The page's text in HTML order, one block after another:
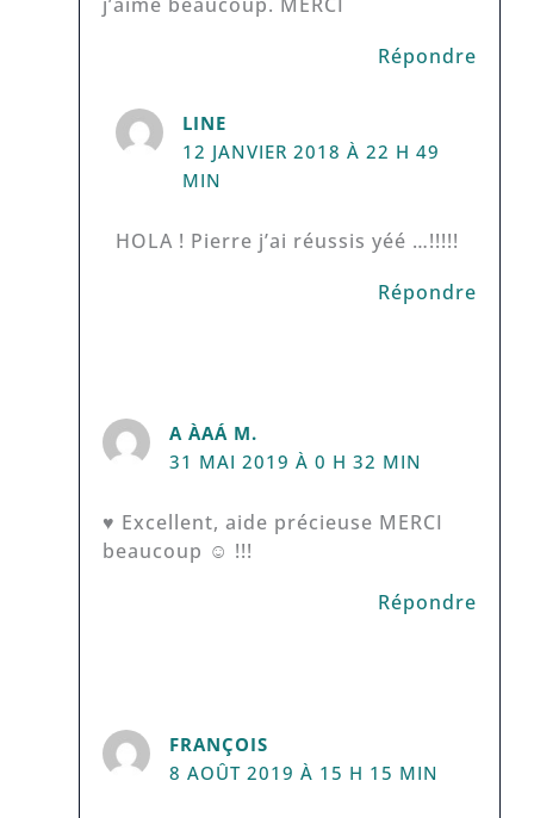
Répondre
LINE
12 JANVIER 2018 À 22 H 49
MIN
HOLA ! Pierre j’ai réussis yéé …!!!!!
Répondre
A ÀAÁ M.
31 MAI 2019 À 0 H 32 MIN
♥ Excellent, aide précieuse MERCI
beaucoup ☺ !!!
Répondre
FRANÇOIS
8 AOÛT 2019 À 15 H 15 MIN